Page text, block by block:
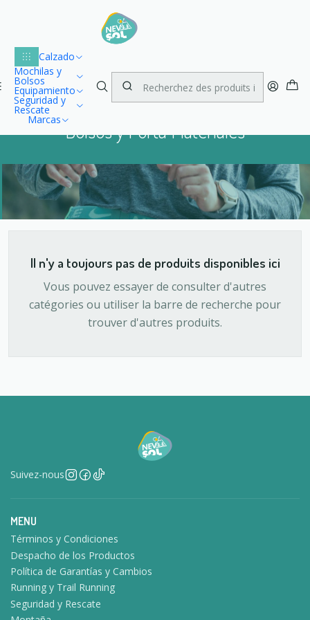
Calzado
Mochilas y
Bolsos
Equipamiento
Seguridad y
Rescate
Marcas
Envío gratuito dentro de Chile para compras desde $100.000
Accueil Mochilas y Bolsos
Bolsos y Porta Materiales
Il n'y a toujours pas de produits disponibles ici
Vous pouvez essayer de consulter d'autres
catégories ou utiliser la barre de recherche pour
trouver d'autres produits.
Suivez-nous
MENU
Términos y Condiciones
Despacho de los Productos
Política de Garantías y Cambios
Running y Trail Running
Seguridad y Rescate